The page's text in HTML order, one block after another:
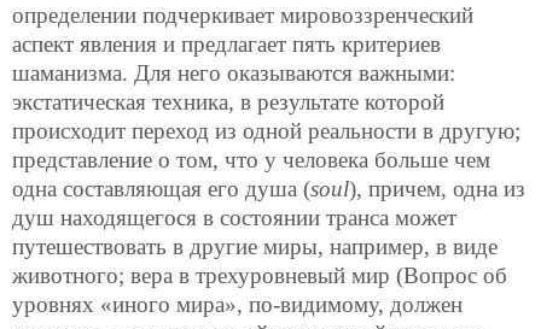
определении подчеркивает мировоззренческий
аспект явления и предлагает пять критериев
шаманизма. Для него оказываются важными:
экстатическая техника, в результате которой
происходит переход из одной реальности в другую;
представление о том, что у человека больше чем
одна составляющая его душа (soul), причем, одна из
душ находящегося в состоянии транса может
путешествовать в другие миры, например, в виде
животного; вера в трехуровневый мир (Вопрос об
уровнях «иного мира», по-видимому, должен